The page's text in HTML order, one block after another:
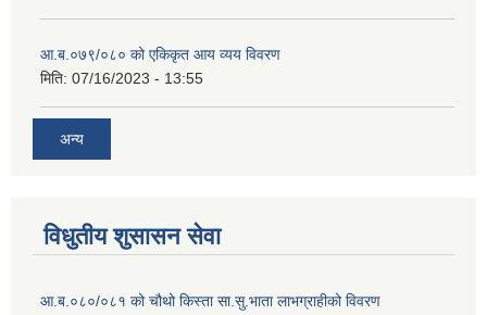
आ.ब.०७९/०८० को एकिकृत आय व्यय विवरण
मिति: 07/16/2023 - 13:55
अन्य
विधुतीय शुसासन सेवा
आ.ब.०८०/०८१ को चौथो किस्ता सा.सु.भाता लाभग्राहीको विवरण